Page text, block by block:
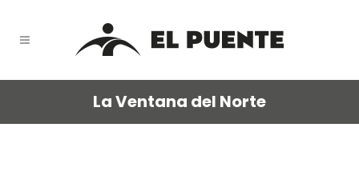
La Ventana del Norte